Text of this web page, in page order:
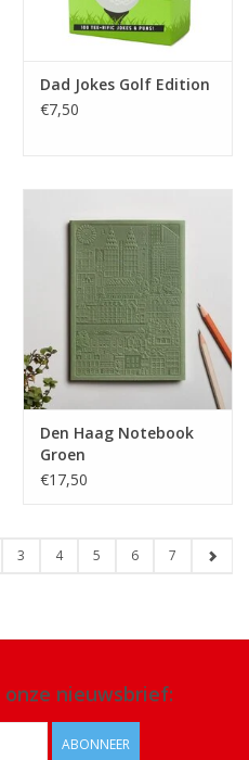
Dad Jokes Golf Edition
€7,50
Den Haag Notebook
Groen
€17,50
3 4 5 6 7
nieuwsbrief:
ABONNEER